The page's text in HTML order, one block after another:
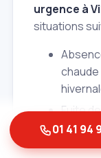
urgence à
situations
Fuite
01 41 94